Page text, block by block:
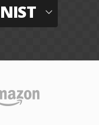
NIST